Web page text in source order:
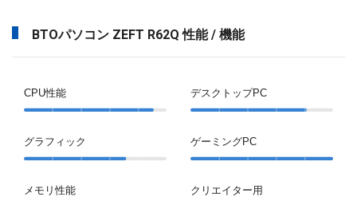
BTOパソコン ZEFT R62Q 性能 / 機能
CPU性能
グラフィック
メモリ性能
デスクトップPC
ゲーミングPC
クリエイター用